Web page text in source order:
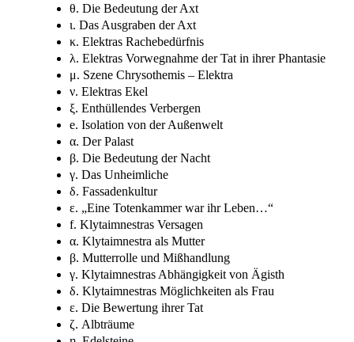
θ. Die Bedeutung der Axt
ι. Das Ausgraben der Axt
κ. Elektras Rachebedürfnis
λ. Elektras Vorwegnahme der Tat in ihrer Phantasie
μ. Szene Chrysothemis – Elektra
ν. Elektras Ekel
ξ. Enthüllendes Verbergen
e. Isolation von der Außenwelt
α. Der Palast
β. Die Bedeutung der Nacht
γ. Das Unheimliche
δ. Fassadenkultur
ε. „Eine Totenkammer war ihr Leben…“
f. Klytaimnestras Versagen
α. Klytaimnestra als Mutter
β. Mutterrolle und Mißhandlung
γ. Klytaimnestras Abhängigkeit von Ägisth
δ. Klytaimnestras Möglichkeiten als Frau
ε. Die Bewertung ihrer Tat
ζ. Albträume